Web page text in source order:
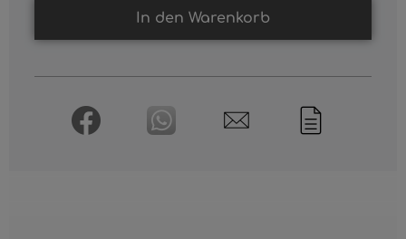
In den Warenkorb